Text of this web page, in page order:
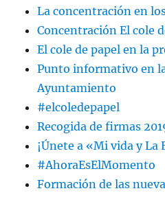
La concentración en
Concentración El cole
El cole de papel en la
Punto informativo en
Ayuntamiento
#elcoledepapel
Recogida de firmas
¡Únete a «Mi vida y La
#AhoraEsElMomento
Formación de las